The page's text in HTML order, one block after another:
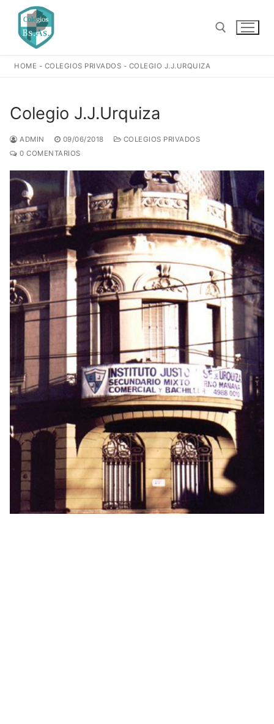
contenido
HOME - COLEGIOS PRIVADOS - COLEGIO J.J.URQUIZA
Colegio J.J.Urquiza
ADMIN 09/06/2018
COLEGIOS PRIVADOS
0 COMENTARIOS